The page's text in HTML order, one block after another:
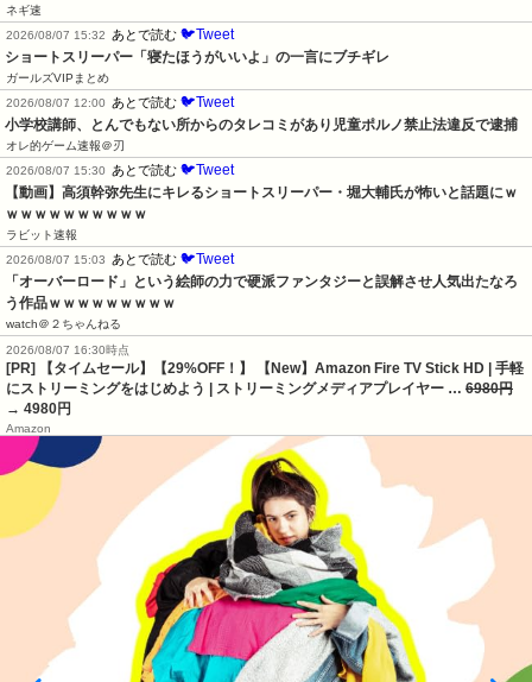
ネギ速
2026/08/07 15:32
あとで読む 🐦Tweet
ショートスリーパー「寝たほうがいいよ」の一言にブチギレ
ガールズVIPまとめ
2026/08/07 12:00
あとで読む 🐦Tweet
小学校講師、とんでもない所からのタレコミがあり児童ポルノ禁止法違反で逮捕
オレ的ゲーム速報＠刃
2026/08/07 15:30
あとで読む 🐦Tweet
【動画】高須幹弥先生にキレるショートスリーパー・堀大輔氏が怖いと話題にｗ
ｗｗｗｗｗｗｗｗｗｗ
ラビット速報
2026/08/07 15:03
あとで読む 🐦Tweet
「オーバーロード」という絵師の力で硬派ファンタジーと誤解させ人気出たなろ
う作品ｗｗｗｗｗｗｗｗｗ
watch＠２ちゃんねる
2026/08/07 16:30時点
[PR] 【タイムセール】【29%OFF！】 【New】Amazon Fire TV Stick HD | 手軽
にストリーミングをはじめよう | ストリーミングメディアプレイヤー … 6980円
→ 4980円
Amazon